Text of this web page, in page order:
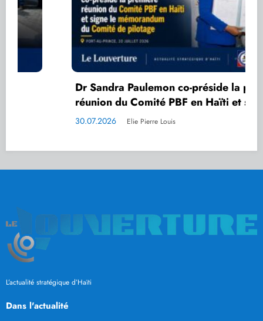
Dr Sandra Paulemon co-préside la première
réunion du Comité PBF en Haïti et signe le
mémorandum du Comité de pilotage
Elie Pierre Louis
L’actualité stratégique d’Haïti
Dans l'actualité